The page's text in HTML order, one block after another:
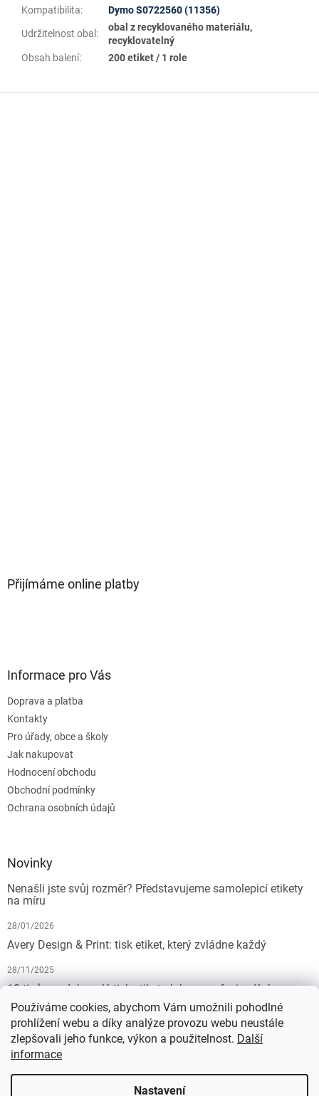
Používáme cookies, abychom Vám umožnili pohodlné
prohlížení webu a díky analýze provozu webu neustále
zlepšovali jeho funkce, výkon a použitelnost. Další
informace
Nastavení
Kompatibilita: Dymo S0722560 (11356)
Udržitelnost obal :
obal z recyklovaného materiálu,
recyklovatelný
Obsah balení: 200 etiket / 1 role
Přijímáme online platby
Informace pro Vás
Doprava a platba
Kontakty
Pro úřady, obce a školy
Jak nakupovat
Hodnocení obchodu
Obchodní podmínky
Ochrana osobních údajů
Novinky
Nenašli jste svůj rozměr? Představujeme samolepicí etikety
na míru
28/01/2026
Avery Design & Print: tisk etiket, který zvládne každý
28/11/2025
10 tipů pro dokonalý tisk etiket: Jak na profesionální
výsledek bez starostí
19/07/2025